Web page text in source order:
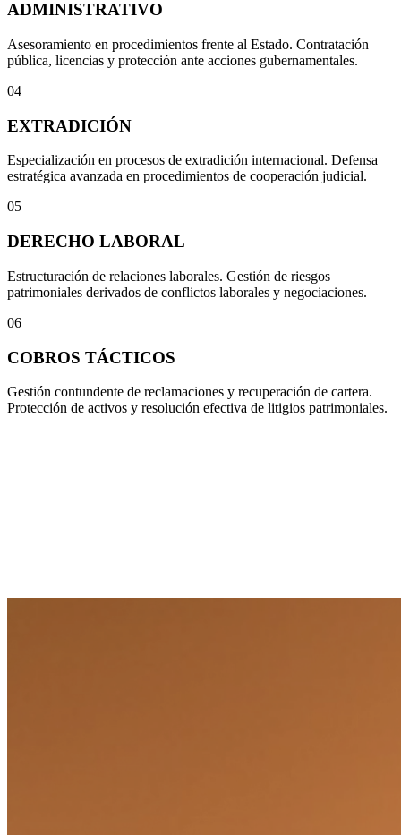
ADMINISTRATIVO
Asesoramiento en procedimientos frente al Estado. Contratación
pública, licencias y protección ante acciones gubernamentales.
04
EXTRADICIÓN
Especialización en procesos de extradición internacional. Defensa
estratégica avanzada en procedimientos de cooperación judicial.
05
DERECHO LABORAL
Estructuración de relaciones laborales. Gestión de riesgos
patrimoniales derivados de conflictos laborales y negociaciones.
06
COBROS TÁCTICOS
Gestión contundente de reclamaciones y recuperación de cartera.
Protección de activos y resolución efectiva de litigios patrimoniales.